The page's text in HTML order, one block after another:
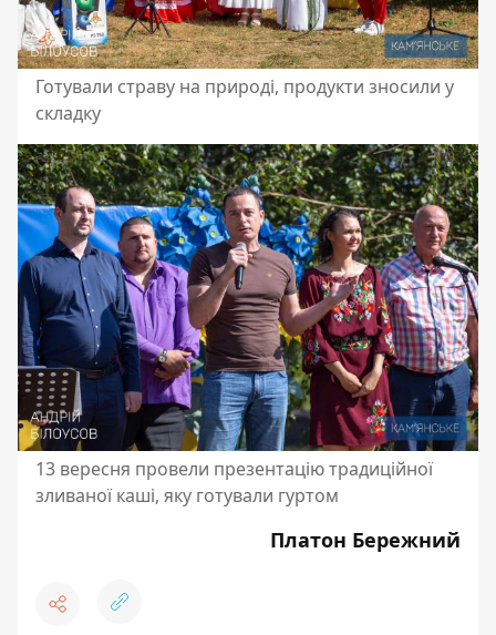
Готували страву на природі, продукти зносили у
складку
13 вересня провели презентацію традиційної
зливаної каші, яку готували гуртом
Платон Бережний